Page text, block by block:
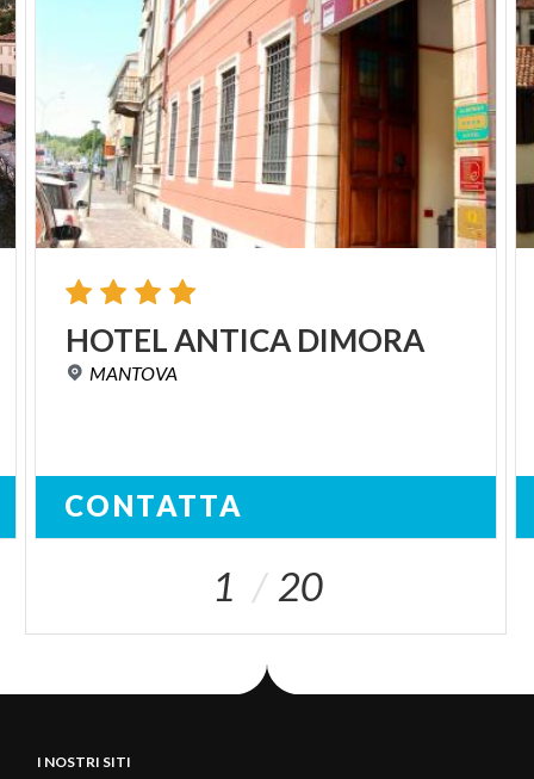
HOTELANTICA DIMORA
MANTOVA
CONTATTA
1 20
I NOSTRI SITI